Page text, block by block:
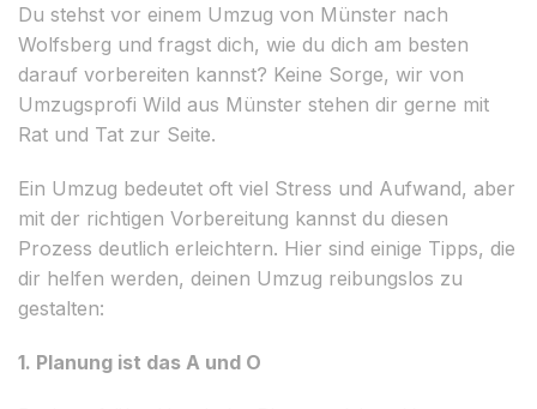
Du stehst vor einem Umzug von Münster nach
Wolfsberg und fragst dich, wie du dich am besten
darauf vorbereiten kannst? Keine Sorge, wir von
Umzugsprofi Wild aus Münster stehen dir gerne mit
Rat und Tat zur Seite.
Ein Umzug bedeutet oft viel Stress und Aufwand, aber
mit der richtigen Vorbereitung kannst du diesen
Prozess deutlich erleichtern. Hier sind einige Tipps, die
dir helfen werden, deinen Umzug reibungslos zu
gestalten:
1. Planung ist das A und O